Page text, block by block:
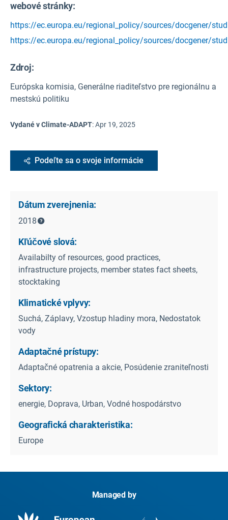
webové stránky:
https://ec.europa.eu/regional_policy/sources/docgener/
https://ec.europa.eu/regional_policy/sources/docgener/
Zdroj:
Európska komisia, Generálne riaditeľstvo pre regionálnu a
mestskú politiku
Vydané v Climate-ADAPT:Apr 19, 2025
Podeľte sa o svoje informácie
Dátum zverejnenia:
2018
Kľúčové slová:
Availabilty of resources, good practices,
infrastructure projects, member states fact sheets,
stocktaking
Klimatické vplyvy:
Suchá, Záplavy, Vzostup hladiny mora, Nedostatok
vody
Adaptačné prístupy:
Adaptačné opatrenia a akcie, Posúdenie zraniteľnosti
Sektory:
energie, Doprava, Urban, Vodné hospodárstvo
Geografická charakteristika:
Europe
Managed by